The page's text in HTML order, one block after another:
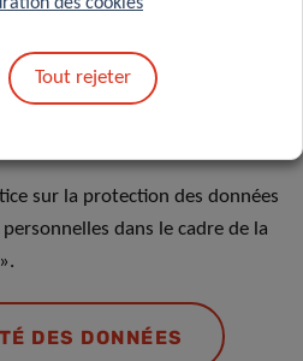
sur la protection des données
dans le cadre de la
DES DONNÉES
Tout rejeter